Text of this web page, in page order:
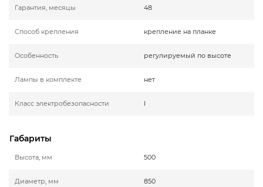
Гарантия, месяцы 48
Способ крепления крепление на планке
Особенность регулируемый по высоте
Лампы в комплекте нет
Класс электробезопасности I
Габариты
Высота, мм 500
Диаметр, мм 850